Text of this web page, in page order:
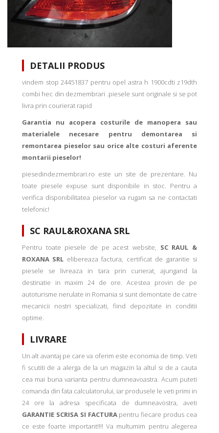
DETALII PRODUS
vindem stop 24451837 pentru opel astra h 1900cdti z19dth
combi hec din dezmembrari .piesele sunt originale si se pot
livra prin courierat rapid
Garantia nu acopera costurile de manopera sau
materialele necesare pentru demontarea si
remontarea pieselor sau orice alte costuri aferente
montarii pieselor!
piesedindezmembrari.ro este un site de prezentare. Nu
toate piesele expuse sunt disponibile in stoc. Pentru a
verifica disponibilitatea pieselor va rugam sa ne contactati
telefonic!
SC RAUL&ROXANA SRL
Pentru toate piesele de pe acest website, SC RAUL &
ROXANA SRL elibereaza factura, certificat de garantie si
piesele se livreaza in tara prin curierat, ajungand la
destinatie in maxim 24 de ore. Acestea provin de pe
autoturisme nerulate in Romania si sunt demontate de catre
mecanicii nostri specializati, fiind depozitate in conditii
optime.
LIVRARE
Un alt avantaj pe care va oferim este economia de timp. Veti
fi scutiti de a alerga de la un magazin la altul si de a cauta
cea mai buna varianta pentru dumneavoastra. Acum puteti
comanda din fata calculatorului, iar produsele le veti primi in
24 ore la adresa specificata de dumneavostra, aveti
GARANTIE SCRISA SI FACTURApentru fiecare produs cea
ce este foarte important!!!! Va multumim pentru alegerea